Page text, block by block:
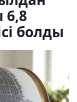
6,8
болды